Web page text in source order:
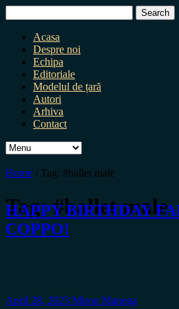
for:
Acasa
Despre noi
Echipa
Editoriale
Modelul de țară
Autori
Arhiva
Contact
Home / Tag: #ballet male
Tag:#ballet male
HAPPY BIRTHDAY
COPPO!
April 28, 2023 Miron Manega